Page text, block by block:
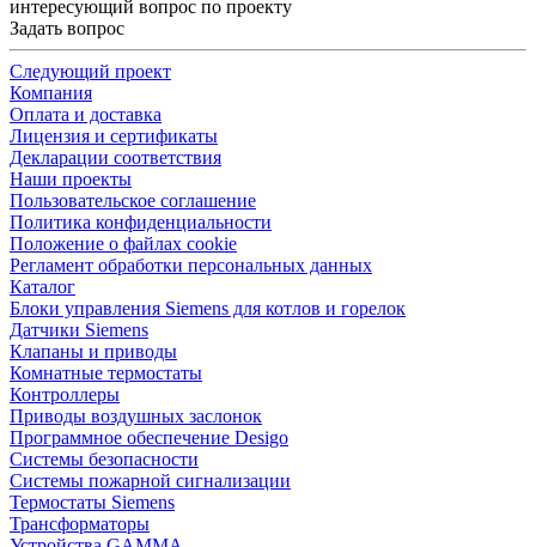
интересующий вопрос по проекту
Задать вопрос
Следующий проект
Компания
Оплата и доставка
Лицензия и сертификаты
Декларации соответствия
Наши проекты
Пользовательское соглашение
Политика конфиденциальности
Положение о файлах cookie
Регламент обработки персональных данных
Каталог
Блоки управления Siemens для котлов и горелок
Датчики Siemens
Клапаны и приводы
Комнатные термостаты
Контроллеры
Приводы воздушных заслонок
Программное обеспечение Desigo
Системы безопасности
Системы пожарной сигнализации
Термостаты Siemens
Трансформаторы